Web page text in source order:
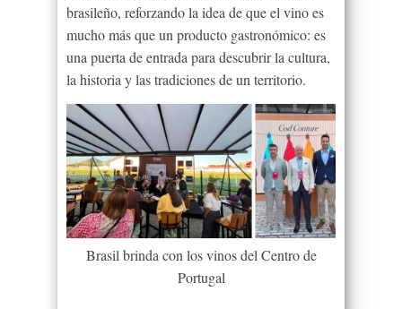
brasileño, reforzando la idea de que el vino es
mucho más que un producto gastronómico: es
una puerta de entrada para descubrir la cultura,
la historia y las tradiciones de un territorio.
Brasil brinda con los vinos del Centro de
Portugal